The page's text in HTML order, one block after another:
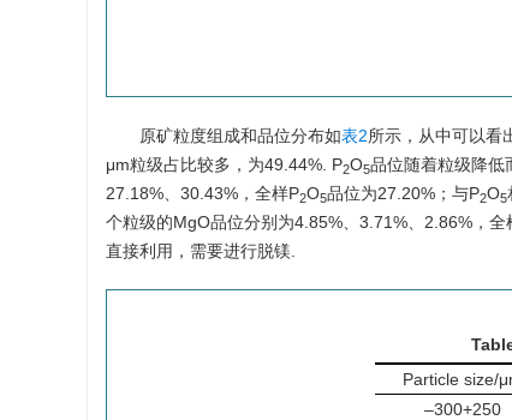
原矿粒度组成和品位分布如表2所示，从中可以看
μm粒级占比较多，为49.44%. P2O5品位随着粒级降低
27.18%、30.43%，全样P2O5品位为27.20%；与P2O5
个粒级的MgO品位分别为4.85%、3.71%、2.86%，
直接利用，需要进行脱镁.
Particle size/
–300+250